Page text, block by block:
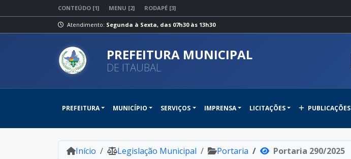
CONTEÚDO [1] MENU [2] RODAPÉ [3]
Atendimento: Segunda à Sexta, das 07h30 às 13h30
PREFEITURA MUNICIPAL
DE ITAUBAL
PREFEITURA MUNICÍPIO SERVIÇOS IMPRENSA LICITAÇÕES PUBLICAÇÕES
Início Legislação Municipal Portaria Portaria 290/2025